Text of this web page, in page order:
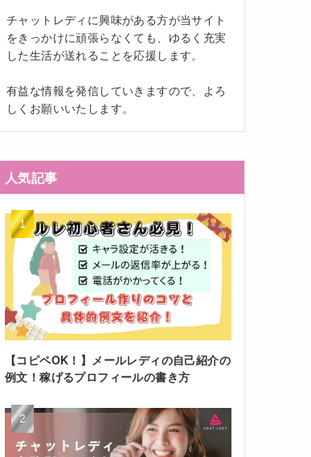
チャットレディに興味がある方が当サイト
をきっかけに頑張らなくても、ゆるく充実
した生活が送れることを応援します。
有益な情報を発信していきますので、よろ
しくお願いいたします。
人気記事
【コピペOK！】メールレディの自己紹介の
例文！稼げるプロフィールの書き方